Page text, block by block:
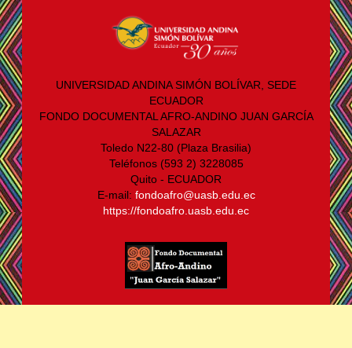
UNIVERSIDAD ANDINA SIMÓN BOLÍVAR, SEDE
ECUADOR
FONDO DOCUMENTAL AFRO-ANDINO JUAN GARCÍA
SALAZAR
Toledo N22-80 (Plaza Brasilia)
Teléfonos (593 2) 3228085
Quito - ECUADOR
E-mail: fondoafro@uasb.edu.ec
https://fondoafro.uasb.edu.ec